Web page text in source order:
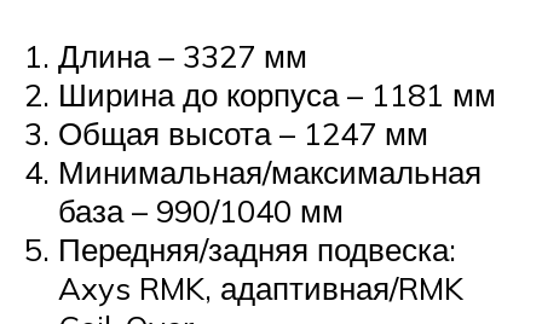
Длина – 3327 мм
Ширина до корпуса – 1181 мм
Общая высота – 1247 мм
Минимальная/максимальная
база – 990/1040 мм
Передняя/задняя подвеска:
Axys RMK, адаптивная/RMK